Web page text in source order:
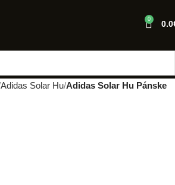
0 0.0
Adidas Solar Hu Adidas Solar Hu Pánske